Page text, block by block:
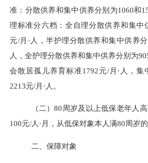
准：分散供养和集中供养分别为1060和
理标准分六档：全自理分散供养和集中
元/月 · 人，半护理分散供养和集中供养
人，全护理分散供养和集中供养分别为
会散居孤儿养育标准1 792元/月 · 人 ，
2213元/月 · 人。
（二）80 周岁及以上低保老年人
100元/人 · 月，从低保对象本人满80周岁
二、保障对象